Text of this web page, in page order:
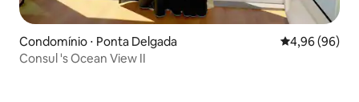
Condomínio ⋅ Ponta Delgada 4,96 de uma
4,96 (96)
Consul 's Ocean View II